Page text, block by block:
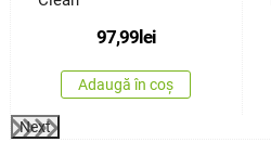
97,99 lei
Adaugă în coș
Next